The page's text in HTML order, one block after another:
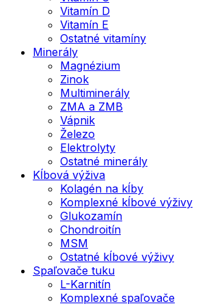
Vitamín D
Vitamín E
Ostatné vitamíny
Minerály
Magnézium
Zinok
Multiminerály
ZMA a ZMB
Vápnik
Železo
Elektrolyty
Ostatné minerály
Kĺbová výživa
Kolagén na kĺby
Komplexné kĺbové výživy
Glukozamín
Chondroitín
MSM
Ostatné kĺbové výživy
Spaľovače tuku
L-Karnitín
Komplexné spaľovače